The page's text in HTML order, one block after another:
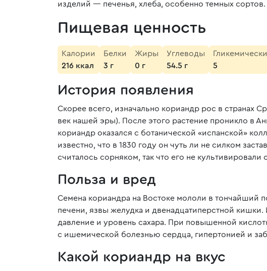
изделий — печенья, хлеба, особенно темных сортов.
Пищевая ценность
Калории
216 ккал
Белки
3 г
Жиры
0 г
Углеводы
54.5 г
5
История появления
Скорее всего, изначально кориандр рос в странах
век нашей эры). После этого растение проникло в
кориандр оказался с ботанической «испанской»
известно, что в 1830 году он чуть ли не силком
считалось сорняком, так что его не культивировали
Польза и вред
Семена кориандра на Востоке мололи в тончайший
печени, язвы желудка и двенадцатиперстной
давление и уровень сахара. При повышенной
с ишемической болезнью сердца, гипертонией и
Какой кориандр на вкус